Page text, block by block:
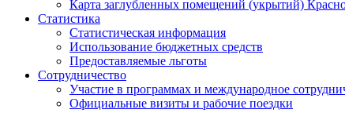
Карта заглубленных помещений (укрытий)
Статистика
Статистическая информация
Использование бюджетных средств
Предоставляемые льготы
Сотрудничество
Участие в программах и международное
Официальные визиты и рабочие поездки